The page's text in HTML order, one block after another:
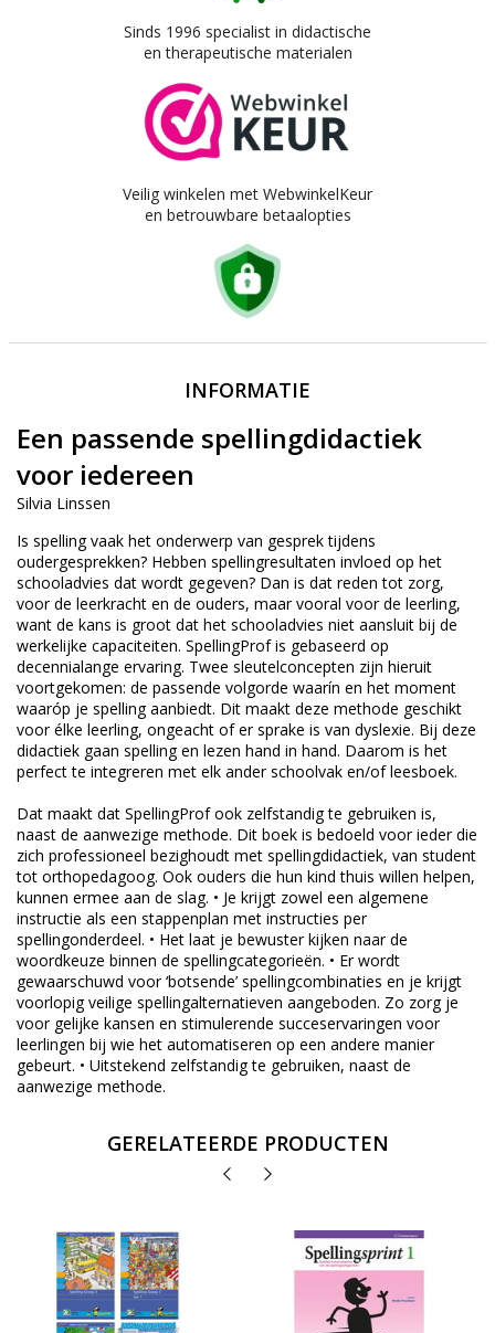
Sinds 1996 specialist in didactische
en therapeutische materialen
Veilig winkelen met WebwinkelKeur
en betrouwbare betaalopties
INFORMATIE
Een passende spellingdidactiek
voor iedereen
Silvia Linssen
Is spelling vaak het onderwerp van gesprek tijdens
oudergesprekken? Hebben spellingresultaten invloed op het
schooladvies dat wordt gegeven? Dan is dat reden tot zorg,
voor de leerkracht en de ouders, maar vooral voor de leerling,
want de kans is groot dat het schooladvies niet aansluit bij de
werkelijke capaciteiten. SpellingProf is gebaseerd op
decennialange ervaring. Twee sleutelconcepten zijn hieruit
voortgekomen: de passende volgorde waarín en het moment
waaróp je spelling aanbiedt. Dit maakt deze methode geschikt
voor élke leerling, ongeacht of er sprake is van dyslexie. Bij deze
didactiek gaan spelling en lezen hand in hand. Daarom is het
perfect te integreren met elk ander schoolvak en/of leesboek.
Dat maakt dat SpellingProf ook zelfstandig te gebruiken is,
naast de aanwezige methode. Dit boek is bedoeld voor ieder die
zich professioneel bezighoudt met spellingdidactiek, van student
tot orthopedagoog. Ook ouders die hun kind thuis willen helpen,
kunnen ermee aan de slag. • Je krijgt zowel een algemene
instructie als een stappenplan met instructies per
spellingonderdeel. • Het laat je bewuster kijken naar de
woordkeuze binnen de spellingcategorieën. • Er wordt
gewaarschuwd voor ‘botsende’ spellingcombinaties en je krijgt
voorlopig veilige spellingalternatieven aangeboden. Zo zorg je
voor gelijke kansen en stimulerende succeservaringen voor
leerlingen bij wie het automatiseren op een andere manier
gebeurt. • Uitstekend zelfstandig te gebruiken, naast de
aanwezige methode.
GERELATEERDE PRODUCTEN